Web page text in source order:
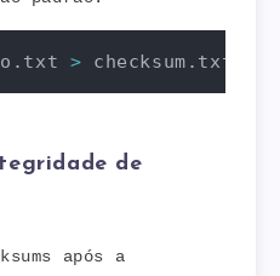
> checksum.txt
de
após a